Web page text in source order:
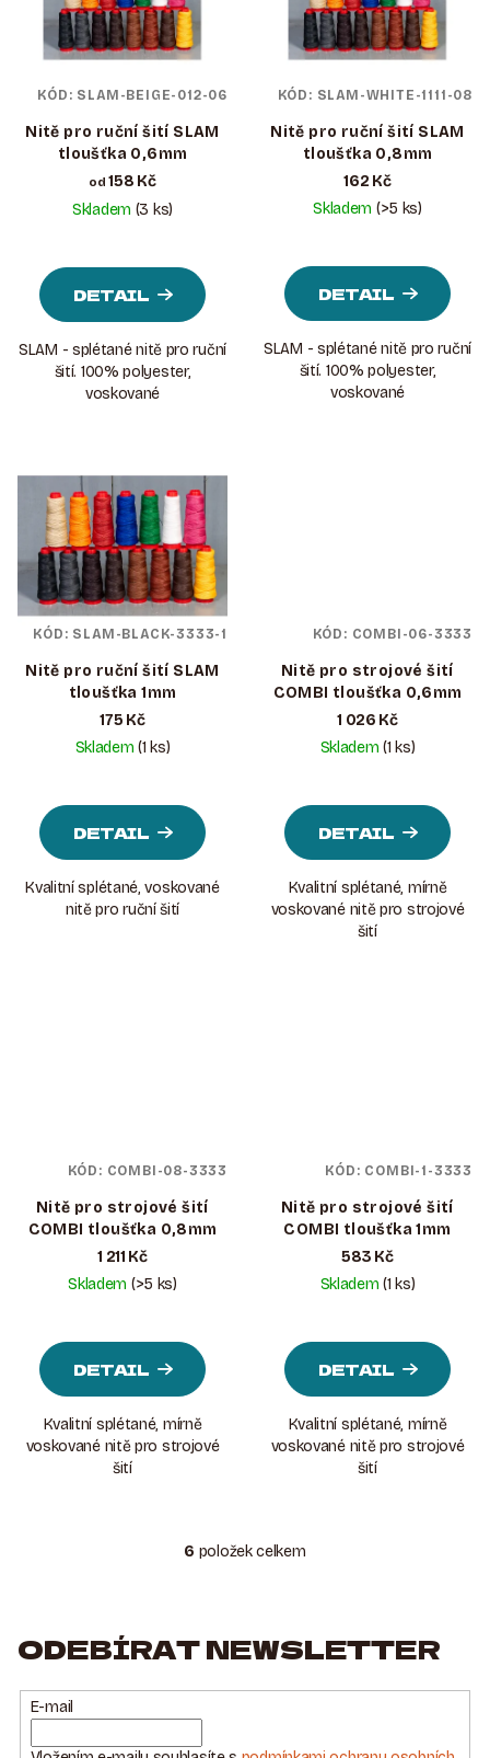
O
Nitě pro ruční šití SLAM
tloušťka 0,6mm
od 158 Kč
Skladem (3 ks)
DETAIL
SLAM - splétané nitě pro ruční
šití. 100% polyester,
voskované
KÓD: SLAM-BEIGE-012-06
Nitě pro ruční šití SLAM
tloušťka 0,8mm
162 Kč
Skladem (>5 ks)
DETAIL
SLAM - splétané nitě pro ruční
šití. 100% polyester,
voskované
KÓD: SLAM-WHITE-1111-08
Nitě pro ruční šití SLAM
tloušťka 1mm
175 Kč
Skladem(1 ks)
DETAIL
Kvalitní splétané, voskované
nitě pro ruční šití
KÓD: SLAM-BLACK-3333-1
Nitě pro strojové šití
COMBI tloušťka 0,6mm
1 026 Kč
Skladem(1 ks)
DETAIL
Kvalitní splétané, mírně
voskované nitě pro strojové
šití
KÓD: COMBI-06-3333
Nitě pro strojové šití
COMBI tloušťka 0,8mm
1 211 Kč
Skladem (>5 ks)
DETAIL
Kvalitní splétané, mírně
voskované nitě pro strojové
šití
KÓD: COMBI-08-3333
Nitě pro strojové šití
COMBI tloušťka 1mm
583 Kč
Skladem(1 ks)
DETAIL
Kvalitní splétané, mírně
voskované nitě pro strojové
šití
KÓD: COMBI-1-3333
O
Á
D
A
6 položek celkem
ODEBÍRAT NEWSLETTER
E-mail